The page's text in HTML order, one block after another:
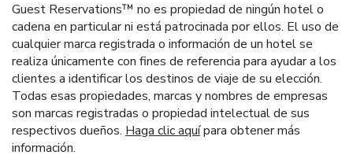
Guest Reservations™ no es propiedad de ningún hotel o
cadena en particular ni está patrocinada por ellos. El uso de
cualquier marca registrada o información de un hotel se
realiza únicamente con fines de referencia para ayudar a los
clientes a identificar los destinos de viaje de su elección.
Todas esas propiedades, marcas y nombres de empresas
son marcas registradas o propiedad intelectual de sus
respectivos dueños. Haga clic aquípara obtener más
información.